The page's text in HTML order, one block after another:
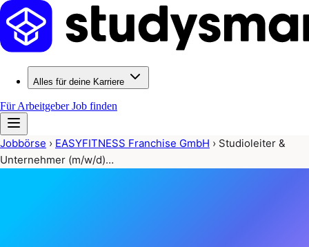
Alles für deine Karriere
Für ArbeitgeberJob finden
Jobbörse › EASYFITNESS Franchise GmbH › Studioleiter &
Unternehmer (m/w/d)…